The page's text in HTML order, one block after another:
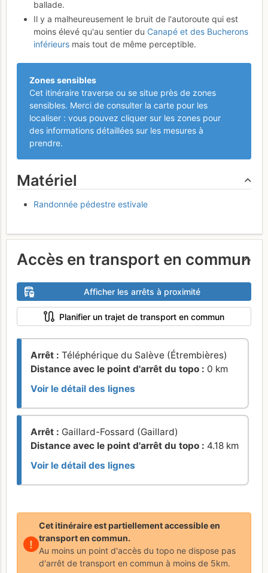
ballade.
Il y a malheureusement le bruit de l'autoroute qui est
moins élevé qu'au sentier du Canapé et des Bucherons
inférieurs mais tout de même perceptible.
Zones sensibles
Cet itinéraire traverse ou se situe près de zones
sensibles. Merci de consulter la carte pour les
localiser : vous pouvez cliquer sur les zones pour
des informations détaillées sur les mesures à
prendre.
Matériel
Randonnée pédestre estivale
Accès en transport en commun
Afficher les arrêts à proximité
Planifier un trajet de transport en commun
Arrêt : Téléphérique du Salève (Étrembières)
Distance avec le point d'arrêt du topo : 0 km
Voir le détail des lignes
Arrêt : Gaillard-Fossard (Gaillard)
Distance avec le point d'arrêt du topo : 4.18 km
Voir le détail des lignes
!
Cet itinéraire est partiellement accessible en
transport en commun.
Au moins un point d'accès du topo ne dispose pas
d'arrêt de transport en commun à moins de 5km.